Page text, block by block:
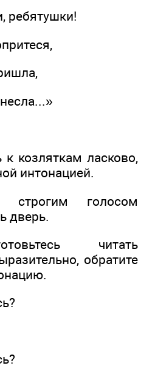
козляткам ласково,
интонацией.
голосом
дверь.
читать
обратите